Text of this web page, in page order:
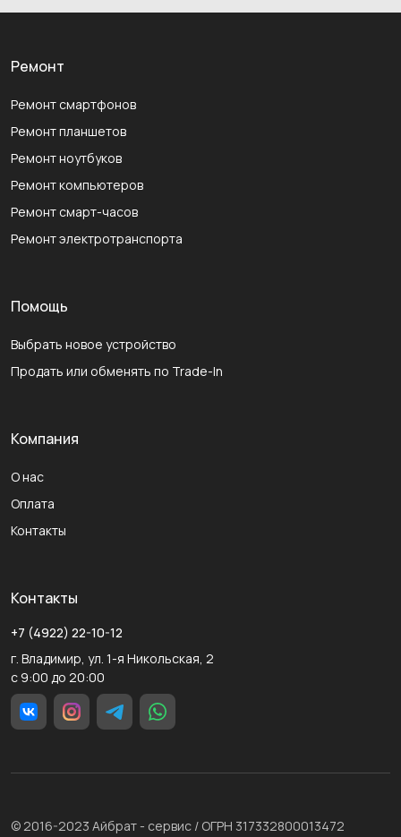
Ремонт
Ремонт смартфонов
Ремонт планшетов
Ремонт ноутбуков
Ремонт компьютеров
Ремонт смарт-часов
Ремонт электротранспорта
Помощь
Выбрать новое устройство
Продать или обменять по Trade-In
Компания
О нас
Оплата
Контакты
Контакты
+7 (4922) 22-10-12
г. Владимир, ул. 1-я Никольская, 2
с 9:00 до 20:00
© 2016-2023 Айбрат - сервис / ОГРН 317332800013472